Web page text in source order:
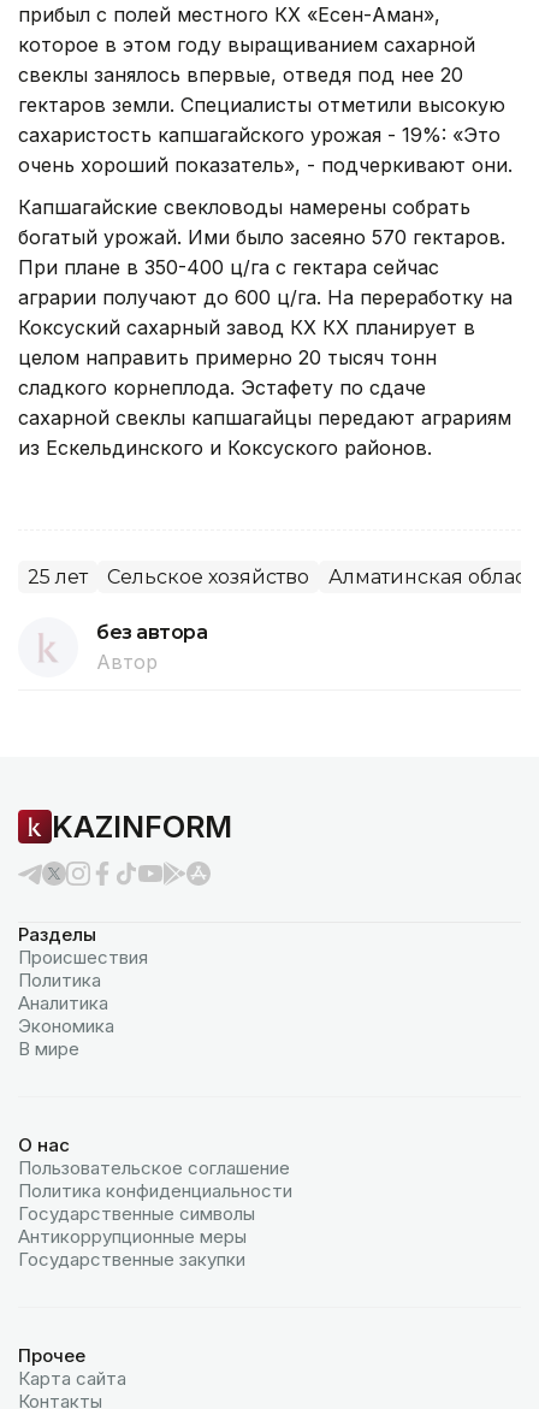
прибыл с полей местного КХ «Есен-Аман»,
которое в этом году выращиванием сахарной
свеклы занялось впервые, отведя под нее 20
гектаров земли. Специалисты отметили высокую
сахаристость капшагайского урожая - 19%: «Это
очень хороший показатель», - подчеркивают они.
Капшагайские свекловоды намерены собрать
богатый урожай. Ими было засеяно 570 гектаров.
При плане в 350-400 ц/га с гектара сейчас
аграрии получают до 600 ц/га. На переработку на
Коксуский сахарный завод КХ КХ планирует в
целом направить примерно 20 тысяч тонн
сладкого корнеплода. Эстафету по сдаче
сахарной свеклы капшагайцы передают аграриям
из Ескельдинского и Коксуского районов.
25 лет Сельское хозяйство Алматинская
без автора
Автор
KAZINFORM
Разделы
Происшествия
Политика
Аналитика
Экономика
В мире
О нас
Пользовательское соглашение
Политика конфиденциальности
Государственные символы
Антикоррупционные меры
Государственные закупки
Прочее
Карта сайта
Контакты